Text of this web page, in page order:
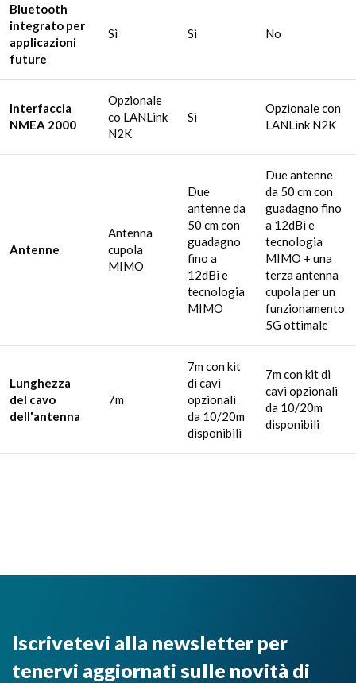
Bluetooth
integrato per
applicazioni
future
Sì Sì No
Interfaccia
NMEA 2000
Opzionale
co LANLink
N2K
Sì
Opzionale con
LANLink N2K
Antenne
Antenna
cupola
MIMO
Due
antenne da
50 cm con
guadagno
fino a
12dBi e
tecnologia
MIMO
Due antenne
da 50 cm con
guadagno fino
a 12dBi e
tecnologia
MIMO + una
terza antenna
cupola per un
funzionamento
5G ottimale
Lunghezza
del cavo
dell'antenna
7m
7m con kit
di cavi
opzionali
da 10/20m
disponibili
7m con kit di
cavi opzionali
da 10/20m
disponibili
Iscrivetevi alla newsletter per
tenervi aggiornati sulle novità di